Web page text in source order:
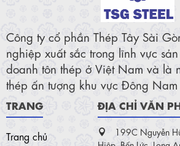
Công ty cổ phần Thép Tây Sài
nghiệp xuất sắc trong lĩnh vực
doanh tôn thép ở Việt Nam và là
thép ấn tượng khu vực Đông Nam
TRANG
Trang chủ
ĐỊA CHỈ VĂN
199C Nguyễn